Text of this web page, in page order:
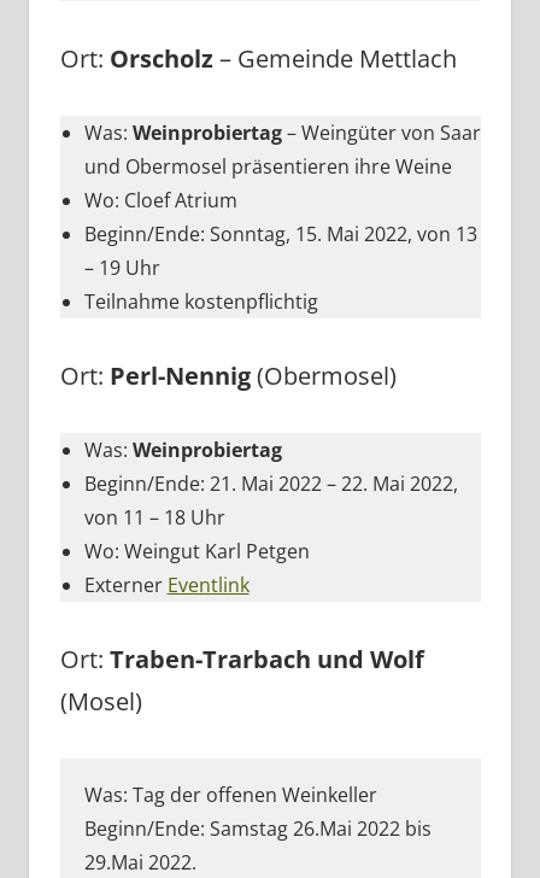
Ort: Orscholz– Gemeinde Mettlach
Was: Weinprobiertag– Weingüter von Saar
und Obermosel präsentieren ihre Weine
Wo: Cloef Atrium
Beginn/Ende: Sonntag, 15. Mai 2022, von 13
– 19 Uhr
Teilnahme kostenpflichtig
Ort: Perl-Nennig(Obermosel)
Was: Weinprobiertag
Beginn/Ende: 21. Mai 2022 – 22. Mai 2022,
von 11 – 18 Uhr
Wo: Weingut Karl Petgen
Externer Eventlink
Ort: Traben-Trarbach und Wolf
(Mosel)
Was: Tag der offenen Weinkeller
Beginn/Ende: Samstag 26.Mai 2022 bis
29.Mai 2022.